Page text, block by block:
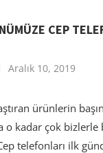
CEP
Aralık 10, 2019
ürünlerin
o kadar çok
telefonları ilk